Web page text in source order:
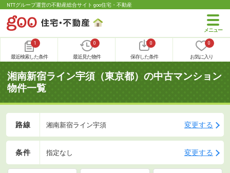
NTTグループ運営の不動産総合サイト goo住宅・不動産
1
最近検索した条件
0
最近見た物件
0
保存した条件
0
お気に入り
湘南新宿ライン宇須（東京都）の中古マンション
物件一覧
路線 湘南新宿ライン宇須 変更する
条件 指定なし 変更する